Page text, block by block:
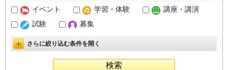
イベント
学習・体験
講座・講演
試験
募集
詳細設定を開く
さらに絞り込む条件を開く